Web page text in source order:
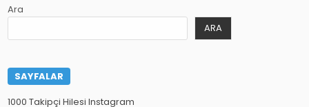
Ara
ARA
SAYFALAR
1000 Takipçi Hilesi Instagram